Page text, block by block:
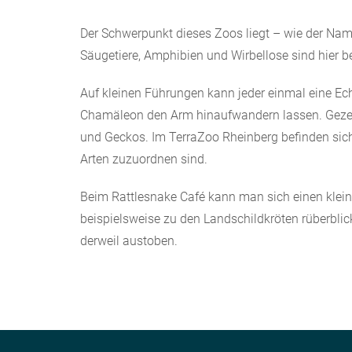
Der Schwerpunkt dieses Zoos liegt – wie der
Säugetiere, Amphibien und Wirbellose sind hier
Auf kleinen Führungen kann jeder einmal eine
Chamäleon den Arm hinaufwandern lassen.
und Geckos. Im TerraZoo Rheinberg befinden
Arten zuzuordnen sind.
Beim Rattlesnake Café kann man sich einen
beispielsweise zu den Landschildkröten
derweil austoben.